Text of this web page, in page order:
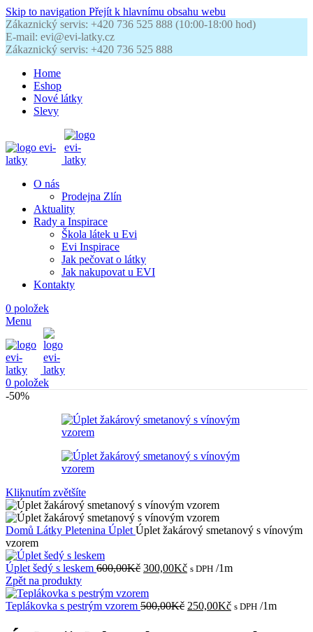
Skip to navigation Přejít k hlavnímu obsahu webu
Zákaznický servis: +420 736 525 888 (10:00-18:00 hod)
E-mail: evi@evi-latky.cz
Zákaznický servis: +420 736 525 888
Home
Eshop
Nové látky
Slevy
O nás
Prodejna Zlín
Aktuality
Rady a Inspirace
Škola látek u Evi
Evi Inspirace
Jak pečovat o látky
Jak nakupovat u EVI
Kontakty
0 položek
Menu
0 položek
-50%
Kliknutím zvětšíte
Domů Látky Pletenina Úplet Úplet žakárový smetanový s vínovým
vzorem
Úplet šedý s leskem 600,00Kč Původní
byla:
600,00Kč.
300,00KčAktuální
300,00Kč.
s DPH /1m
Zpět na produkty
Teplákovka s pestrým vzorem 500,00Kč Původní
250,00KčAktuální
s DPH /1m